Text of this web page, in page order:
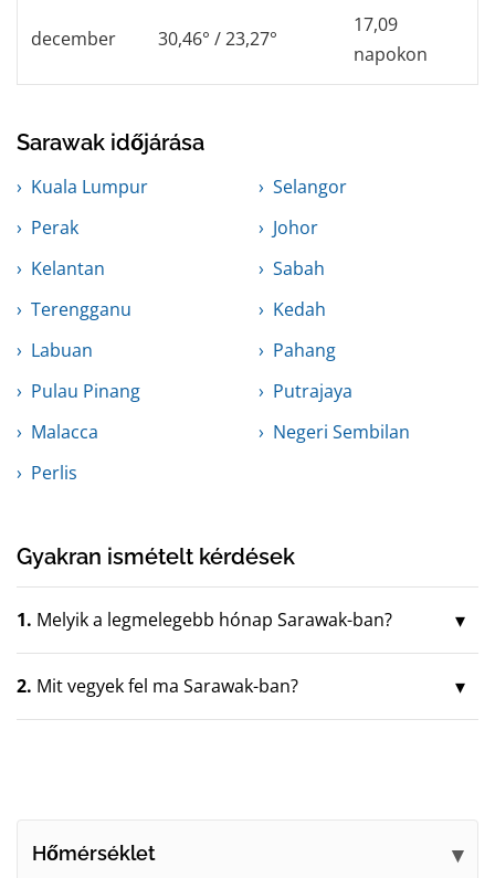
december 30,46° / 23,27°
17,09
napokon
Sarawak időjárása
Kuala Lumpur
Selangor
Perak
Johor
Kelantan
Sabah
Terengganu
Kedah
Labuan
Pahang
Pulau Pinang
Putrajaya
Malacca
Negeri Sembilan
Perlis
Gyakran ismételt kérdések
1. Melyik a legmelegebb hónap Sarawak-ban?
2. Mit vegyek fel ma Sarawak-ban?
Hőmérséklet